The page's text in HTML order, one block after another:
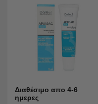
Διαθέσιμο απο 4-6
ημερες